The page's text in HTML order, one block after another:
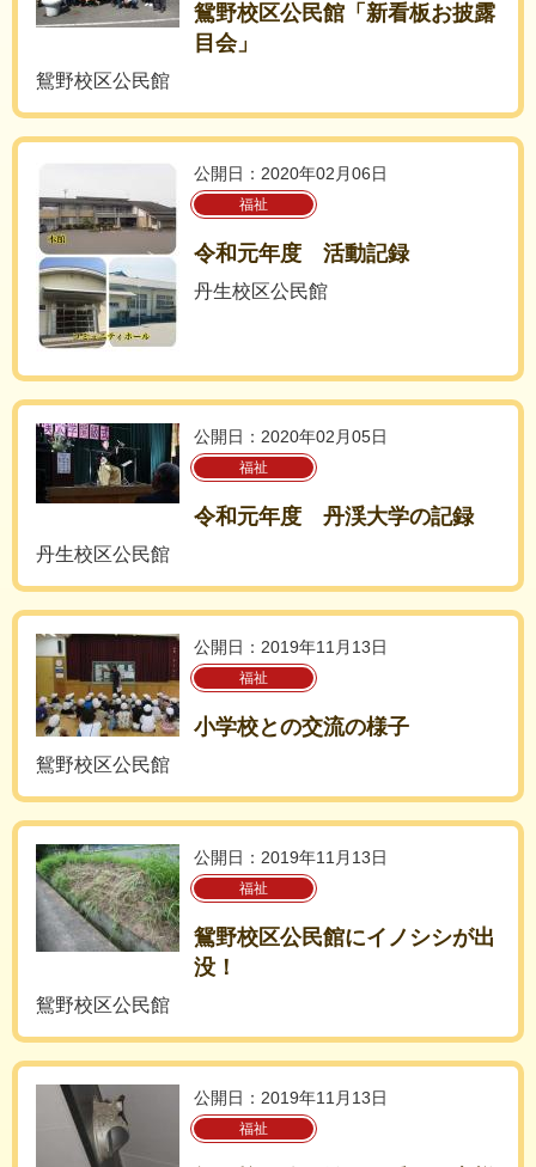
鴛野校区公民館「新看板お披露
目会」
鴛野校区公民館
公開日：2020年02月06日
福祉
令和元年度 活動記録
丹生校区公民館
公開日：2020年02月05日
福祉
令和元年度 丹渓大学の記録
丹生校区公民館
公開日：2019年11月13日
福祉
小学校との交流の様子
鴛野校区公民館
公開日：2019年11月13日
福祉
鴛野校区公民館にイノシシが出
没！
鴛野校区公民館
公開日：2019年11月13日
福祉